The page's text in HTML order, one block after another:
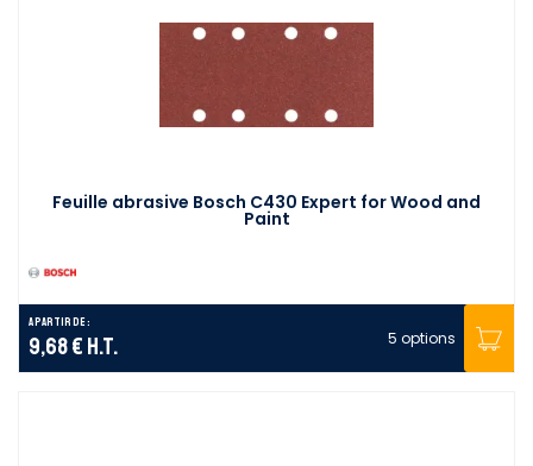
Feuille abrasive Bosch C430 Expert for Wood and
Paint
A partir de :
9,68 € H.T. 5 options